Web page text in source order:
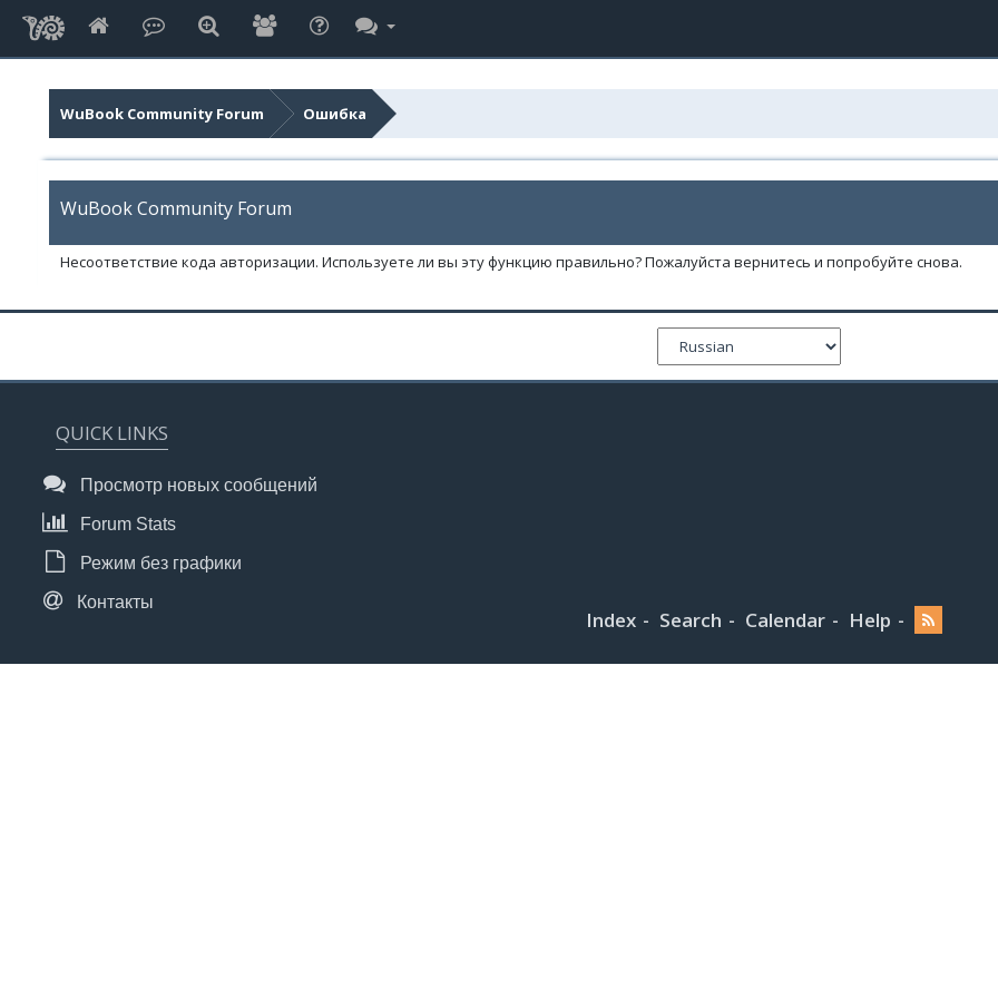
WuBook Community Forum Ошибка
WuBook Community Forum
Несоответствие кода авторизации. Используете ли вы эту функцию правильно? Пожалуйста вернитесь и попробуйте снова.
QUICK LINKS
Просмотр новых сообщений
Forum Stats
Режим без графики
Контакты
Index Search Calendar Help